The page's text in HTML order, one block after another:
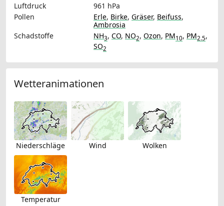
Luftdruck
961 hPa
Pollen
Erle, Birke, Gräser, Beifuss,
Ambrosia
Schadstoffe
NH3, CO, NO2, Ozon, PM10, PM2.5,
SO2
Wetteranimationen
Niederschläge Wind Wolken
Temperatur